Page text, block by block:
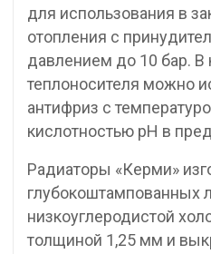
для использования в
отопления с
давлением до 10 бар. В
теплоносителя можно
антифриз с
кислотностью pH в
Радиаторы «Керми»
глубокоштампованных
низкоуглеродистой
толщиной 1,25 мм и